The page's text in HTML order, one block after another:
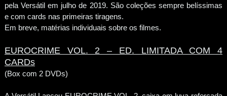
pela Versátil em julho de 2019. São coleções sempre belíssimas
e com cards nas primeiras tiragens.
Em breve, matérias individuais sobre os filmes.
EUROCRIME VOL. 2 – ED. LIMITADA COM 4
CARDs
(Box com 2 DVDs)